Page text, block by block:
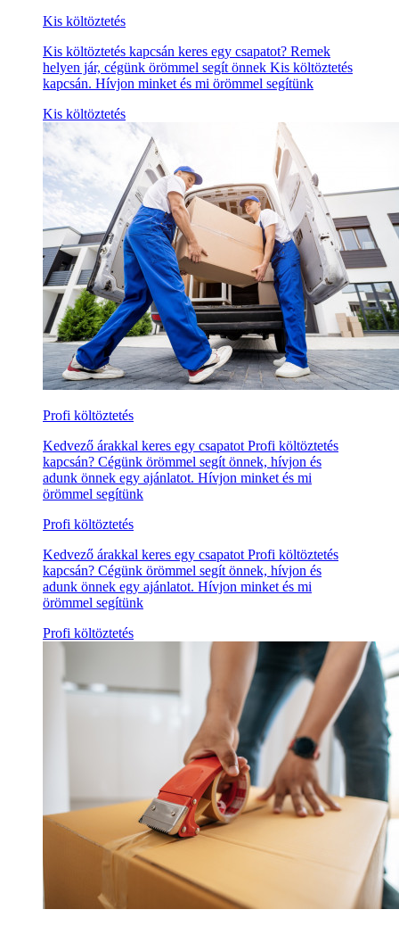
Kis költöztetés
Kis költöztetés kapcsán keres egy csapatot? Remek
helyen jár, cégünk örömmel segít önnek Kis költöztetés
kapcsán. Hívjon minket és mi örömmel segítünk
Kis költöztetés
Profi költöztetés
Kedvező árakkal keres egy csapatot Profi költöztetés
kapcsán? Cégünk örömmel segít önnek, hívjon és
adunk önnek egy ajánlatot. Hívjon minket és mi
örömmel segítünk
Profi költöztetés
Kedvező árakkal keres egy csapatot Profi költöztetés
kapcsán? Cégünk örömmel segít önnek, hívjon és
adunk önnek egy ajánlatot. Hívjon minket és mi
örömmel segítünk
Profi költöztetés